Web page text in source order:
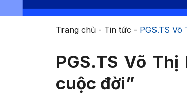
Trang chủ- Tin tức - PGS.TS
PGS.TS Võ
cuộc đời”